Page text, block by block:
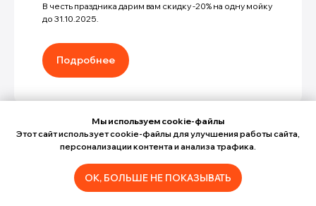
В честь праздника дарим вам скидку -20% на одну мойку
до 31.10.2025.
Подробнее
Мы используем cookie-файлы
Этот сайт использует cookie-файлы для улучшения работы сайта,
персонализации контента и анализа трафика.
ОК, БОЛЬШЕ НЕ ПОКАЗЫВАТЬ